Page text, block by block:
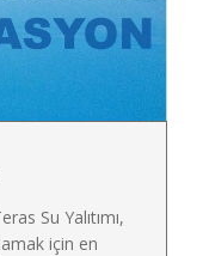
Su Yalıtımı,
için en